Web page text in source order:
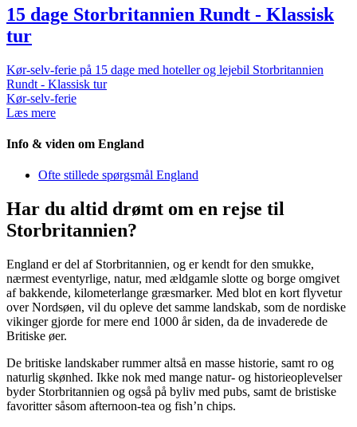
15 dage Storbritannien Rundt - Klassisk
tur
Kør-selv-ferie på 15 dage med hoteller og lejebil Storbritannien
Rundt - Klassisk tur
Kør-selv-ferie
Læs mere
Info & viden om England
Ofte stillede spørgsmål England
Har du altid drømt om en rejse til
Storbritannien?
England er del af Storbritannien, og er kendt for den smukke,
nærmest eventyrlige, natur, med ældgamle slotte og borge omgivet
af bakkende, kilometerlange græsmarker. Med blot en kort flyvetur
over Nordsøen, vil du opleve det samme landskab, som de nordiske
vikinger gjorde for mere end 1000 år siden, da de invaderede de
Britiske øer.
De britiske landskaber rummer altså en masse historie, samt ro og
naturlig skønhed. Ikke nok med mange natur- og historieoplevelser
byder Storbritannien og også på byliv med pubs, samt de bristiske
favoritter såsom afternoon-tea og fish’n chips.